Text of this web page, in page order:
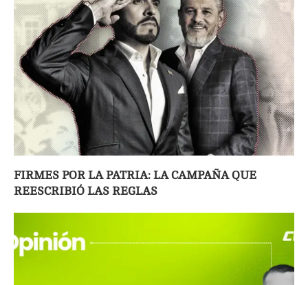
FIRMES POR LA PATRIA: LA CAMPAÑA QUE
REESCRIBIÓ LAS REGLAS